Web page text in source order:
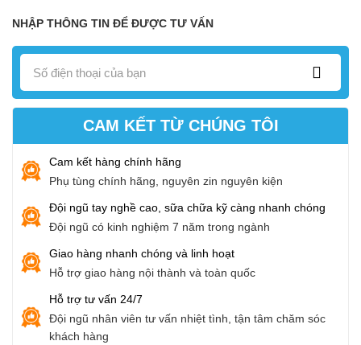
NHẬP THÔNG TIN ĐỂ ĐƯỢC TƯ VẤN
CAM KẾT TỪ CHÚNG TÔI
Cam kết hàng chính hãng
Phụ tùng chính hãng, nguyên zin nguyên kiện
Đội ngũ tay nghề cao, sữa chữa kỹ càng nhanh chóng
Đội ngũ có kinh nghiệm 7 năm trong ngành
Giao hàng nhanh chóng và linh hoạt
Hỗ trợ giao hàng nội thành và toàn quốc
Hỗ trợ tư vấn 24/7
Đội ngũ nhân viên tư vấn nhiệt tình, tận tâm chăm sóc
khách hàng